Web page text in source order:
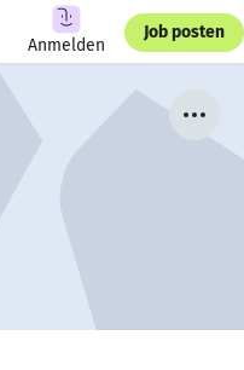
Anmelden
Job posten